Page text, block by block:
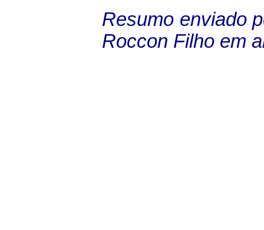
Resumo enviado
Roccon Filho em